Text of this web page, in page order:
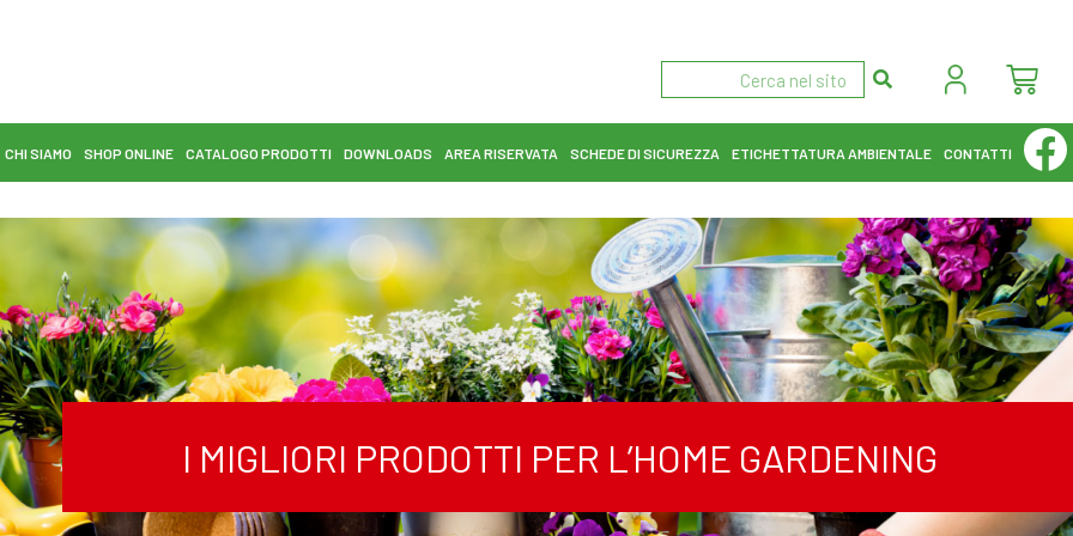
CHI SIAMO SHOP ONLINE CATALOGO PRODOTTI DOWNLOADS AREA RISERVATA SCHEDE DI SICUREZZA ETICHETTATURA AMBIENTALE CONTATTI
I MIGLIORI PRODOTTI PER L’HOME GARDENING